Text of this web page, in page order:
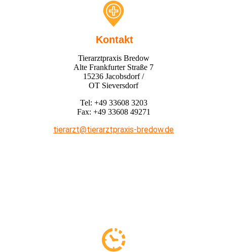
Kontakt
Tierarztpraxis Bredow
Alte Frankfurter Straße 7
15236 Jacobsdorf /
OT Sieversdorf
Tel: +49 33608 3203
Fax: +49 33608 49271
tierarzt@tierarztpraxis-bredow.de